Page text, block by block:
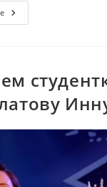
Урок
Нравственности